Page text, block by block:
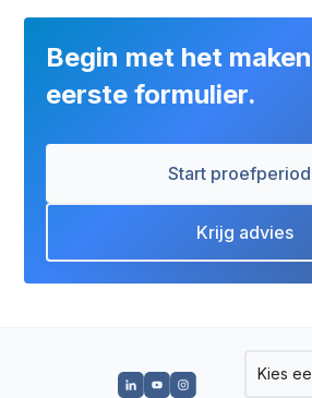
Begin met het
eerste formulier.
Start
Krijg advies
Kies